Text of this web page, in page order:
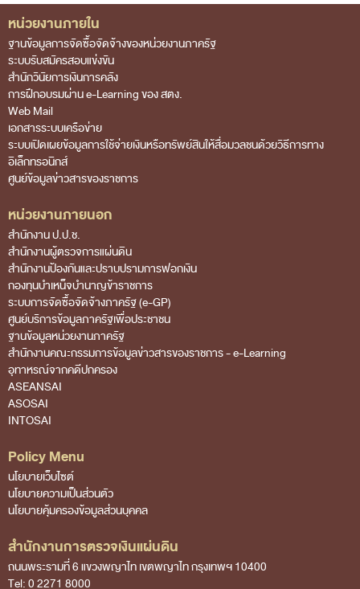
รายงานผลการดำเนินงานของ สตง.
แผน/ผลการปฏิบัติงานและการใช้จ่าย
แผนพัฒนาทรัพยากรบุคคล
รายงานการรับทรัพย์สินหรือประโยชน์อื่นใดโดย
ธรรมจรรยา
รายงานของผู้สอบบัญชีและรายงานการเงินของ สตง.
รายงานผลตามนโยบาย No Gift Policy
คลังความรู้
กฎหมายที่เกี่ยวข้อง
แนวทางการปฏิบัติงานตรวจสอบ
บทความ/เอกสารเผยแพร่
ภาพกิจกรรม
อินโฟกราฟิก
รู้รักษ์เงินแผ่นดินกับ สตง.
สื่อวีดิทิศน์
สตง.ขอบอก
ตอบข้อสอบถามตามมาตรา 57
คำถามที่พบบ่อย
Footer Menu
หน่วยงานภายใน
ฐานข้อมูลการจัดซื้อจัดจ้างของหน่วยงานภาครัฐ
ระบบรับสมัครสอบแข่งขัน
สำนักวินัยการเงินการคลัง
การฝึกอบรมผ่าน e-Learning ของ สตง.
Web Mail
เอกสารระบบเครือข่าย
ระบบเปิดเผยข้อมูลการใช้จ่ายเงินหรือทรัพย์สินให้สื่อมวลชนด้วยวิธีการทาง
อิเล็กทรอนิกส์
ศูนย์ข้อมูลข่าวสารของราชการ
หน่วยงานภายนอก
สำนักงาน ป.ป.ช.
สำนักงานผู้ตรวจการแผ่นดิน
สำนักงานป้องกันและปราบปรามการฟอกเงิน
กองทุนบำเหน็จบำนาญข้าราชการ
ระบบการจัดซื้อจัดจ้างภาครัฐ (e-GP)
ศูนย์บริการข้อมูลภาครัฐเพื่อประชาชน
ฐานข้อมูลหน่วยงานภาครัฐ
สํานักงานคณะกรรมการข้อมูลข่าวสารของราชการ - e-Learning
อุทาหรณ์จากคดีปกครอง
ASEANSAI
ASOSAI
INTOSAI
Policy Menu
นโยบายเว็บไซต์
นโยบายความเป็นส่วนตัว
นโยบายคุ้มครองข้อมูลส่วนบุคคล
สำนักงานการตรวจเงินแผ่นดิน
ถนนพระรามที่ 6 แขวงพญาไท เขตพญาไท กรุงเทพฯ 10400
Tel: 0 2271 8000